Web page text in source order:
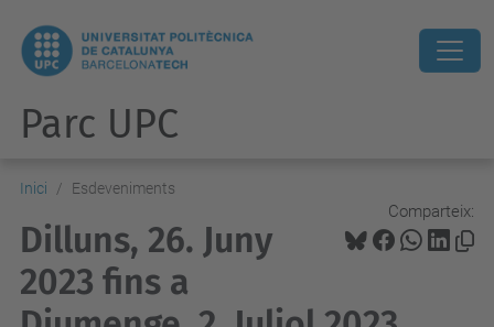
Parc UPC
Inici Esdeveniments
Comparteix:
Dilluns, 26. Juny
2023 fins a